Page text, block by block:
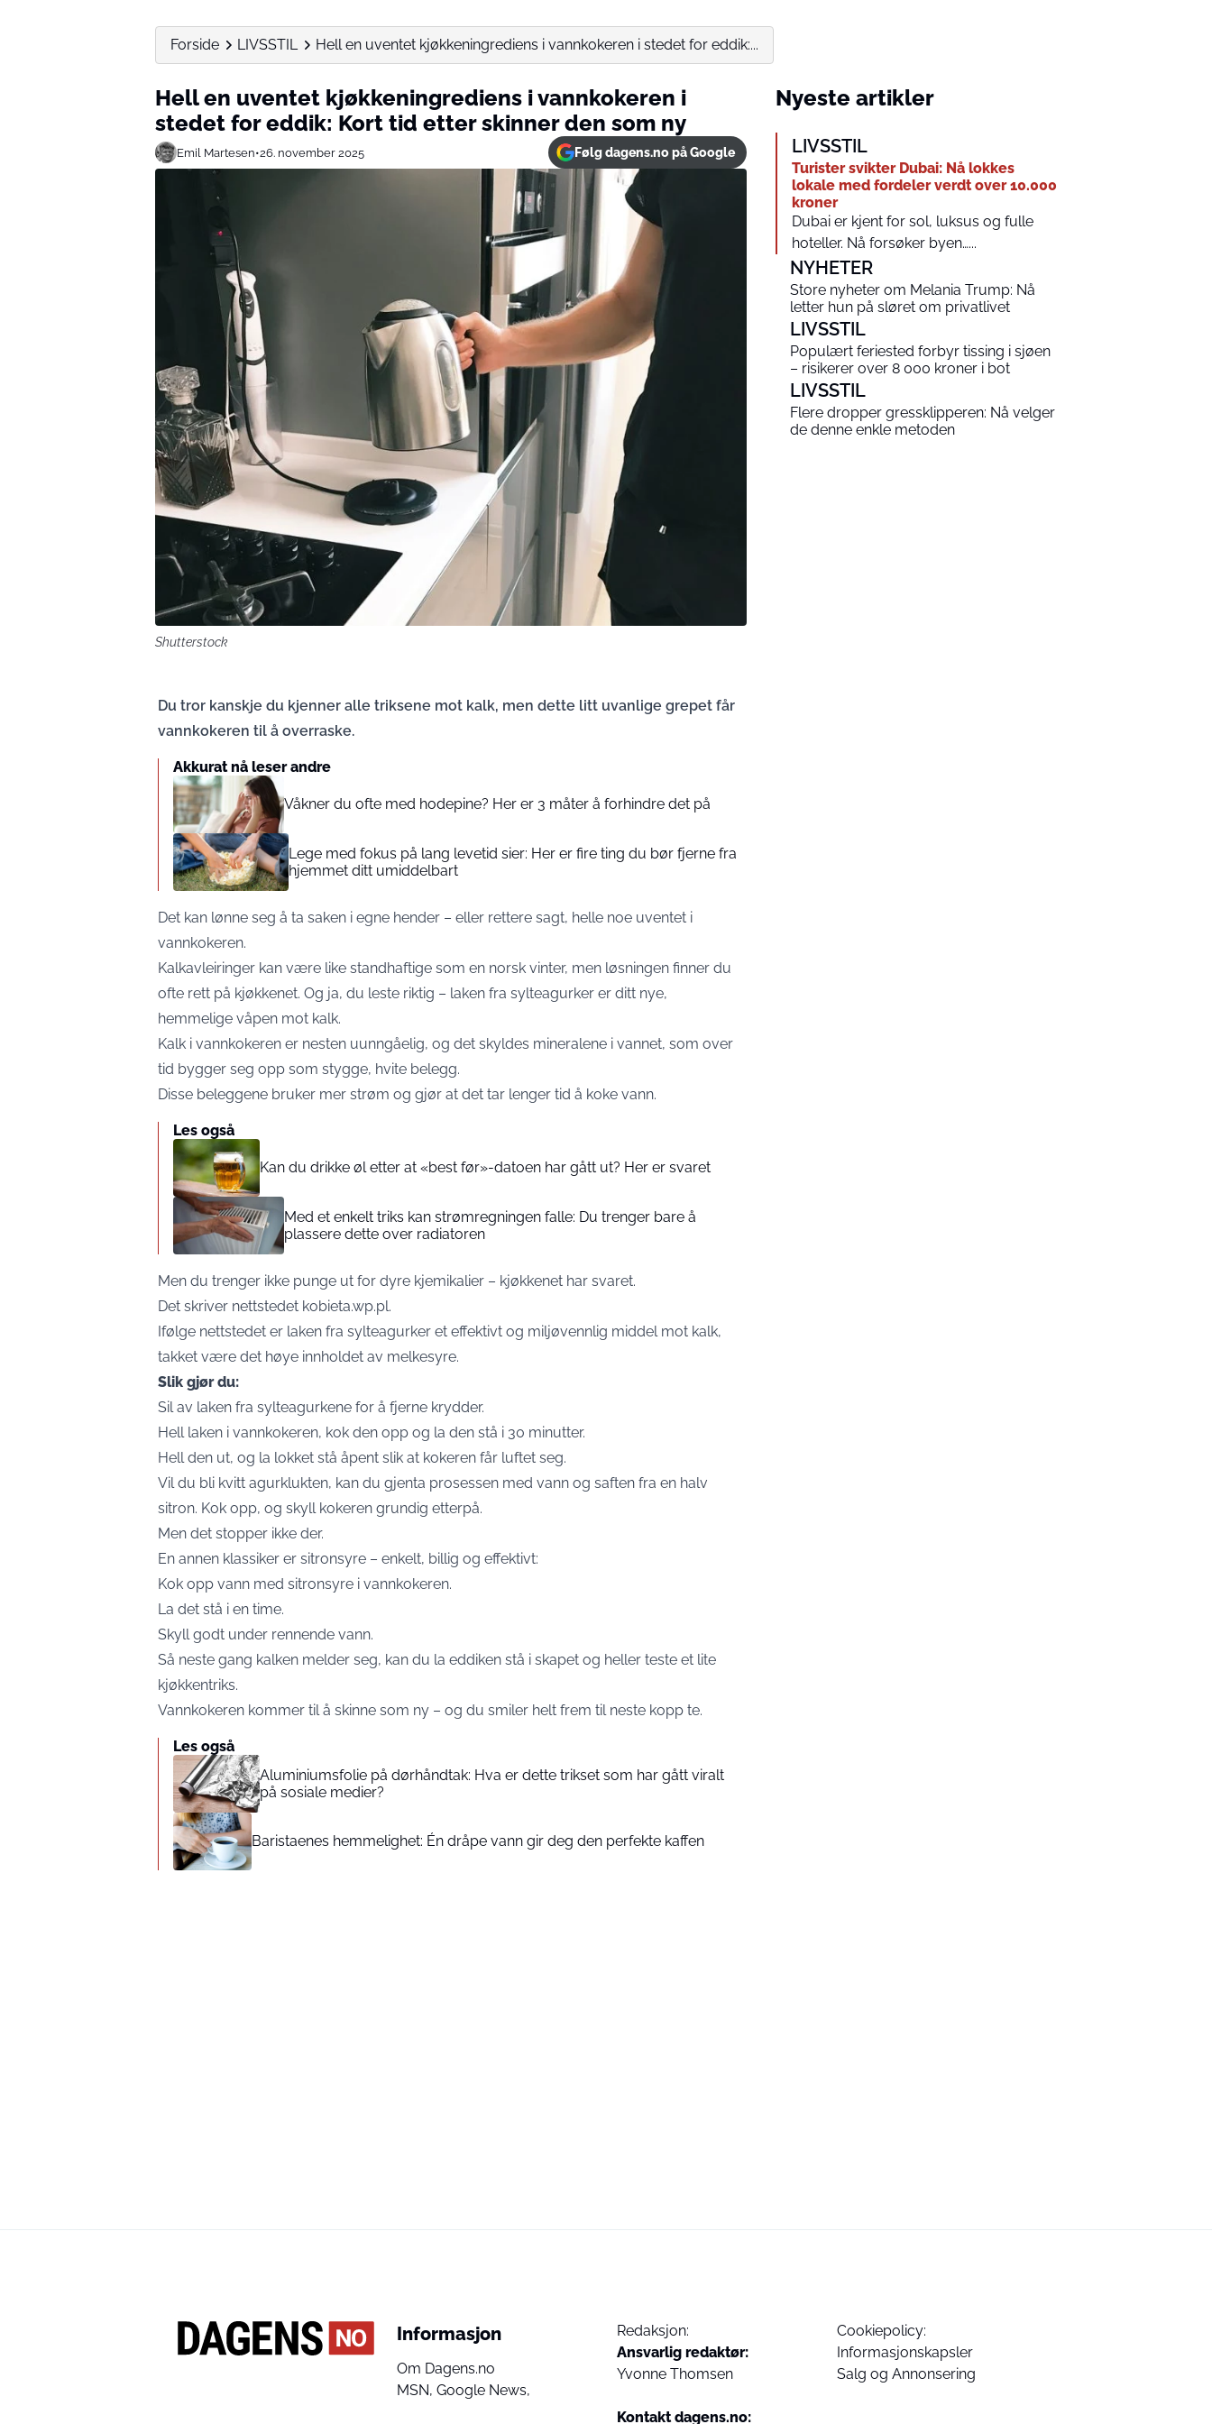
Forside LIVSSTIL Hell en uventet kjøkkeningrediens i vannkokeren i stedet for eddik:...
Hell en uventet kjøkkeningrediens i vannkokeren i
stedet for eddik: Kort tid etter skinner den som ny
Emil Martesen•26. november 2025 Følg dagens.no på Google
Shutterstock
Du tror kanskje du kjenner alle triksene mot kalk, men dette litt uvanlige grepet får
vannkokeren til å overraske.
Akkurat nå leser andre
Våkner du ofte med hodepine? Her er 3 måter å forhindre det på
Lege med fokus på lang levetid sier: Her er fire ting du bør fjerne fra
hjemmet ditt umiddelbart
Det kan lønne seg å ta saken i egne hender – eller rettere sagt, helle noe uventet i
vannkokeren.
Kalkavleiringer kan være like standhaftige som en norsk vinter, men løsningen finner du
ofte rett på kjøkkenet. Og ja, du leste riktig – laken fra sylteagurker er ditt nye,
hemmelige våpen mot kalk.
Kalk i vannkokeren er nesten uunngåelig, og det skyldes mineralene i vannet, som over
tid bygger seg opp som stygge, hvite belegg.
Disse beleggene bruker mer strøm og gjør at det tar lenger tid å koke vann.
Les også
Kan du drikke øl etter at «best før»-datoen har gått ut? Her er svaret
Med et enkelt triks kan strømregningen falle: Du trenger bare å
plassere dette over radiatoren
Men du trenger ikke punge ut for dyre kjemikalier – kjøkkenet har svaret.
Det skriver nettstedet kobieta.wp.pl.
Ifølge nettstedet er laken fra sylteagurker et effektivt og miljøvennlig middel mot kalk,
takket være det høye innholdet av melkesyre.
Slik gjør du:
Sil av laken fra sylteagurkene for å fjerne krydder.
Hell laken i vannkokeren, kok den opp og la den stå i 30 minutter.
Hell den ut, og la lokket stå åpent slik at kokeren får luftet seg.
Vil du bli kvitt agurklukten, kan du gjenta prosessen med vann og saften fra en halv
sitron. Kok opp, og skyll kokeren grundig etterpå.
Men det stopper ikke der.
En annen klassiker er sitronsyre – enkelt, billig og effektivt:
Kok opp vann med sitronsyre i vannkokeren.
La det stå i en time.
Skyll godt under rennende vann.
Så neste gang kalken melder seg, kan du la eddiken stå i skapet og heller teste et lite
kjøkkentriks.
Vannkokeren kommer til å skinne som ny – og du smiler helt frem til neste kopp te.
Les også
Aluminiumsfolie på dørhåndtak: Hva er dette trikset som har gått viralt
på sosiale medier?
Baristaenes hemmelighet: Én dråpe vann gir deg den perfekte kaffen
Nyeste artikler
LIVSSTIL
Turister svikter Dubai: Nå lokkes
lokale med fordeler verdt over 10.000
kroner
Dubai er kjent for sol, luksus og fulle
hoteller. Nå forsøker byen…...
NYHETER
Store nyheter om Melania Trump: Nå
letter hun på sløret om privatlivet
LIVSSTIL
Populært feriested forbyr tissing i sjøen
– risikerer over 8 000 kroner i bot
LIVSSTIL
Flere dropper gressklipperen: Nå velger
de denne enkle metoden
Informasjon
Om Dagens.no
MSN, Google News,
Redaksjon:
Ansvarlig redaktør:
Yvonne Thomsen
Kontakt dagens.no:
Cookiepolicy:
Informasjonskapsler
Salg og Annonsering